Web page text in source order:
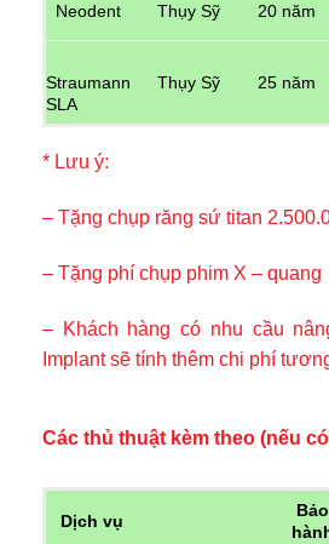
Neodent Thụy Sỹ 20 năm
Straumann
SLA
Thụy Sỹ 25 năm
* Lưu ý:
– Tặng chụp răng sứ titan
– Tặng phí chụp phim X – quang
– Khách hàng có nhu cầu
Implant sẽ tính thêm chi phí
Các thủ thuật kèm theo (nếu
Dịch vụ
Bảo